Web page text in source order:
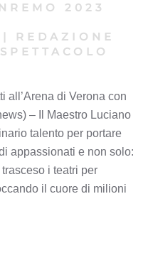
2023
|
REDAZIONE
SPETTACOLO
all’Arena di Verona con
– Il Maestro Luciano
talento per portare
appassionati e non solo:
i teatri per
il cuore di milioni